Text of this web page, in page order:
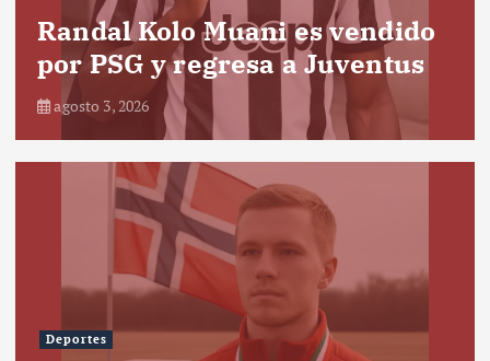
Randal Kolo Muani es vendido
por PSG y regresa a Juventus
agosto 3, 2026
Deportes